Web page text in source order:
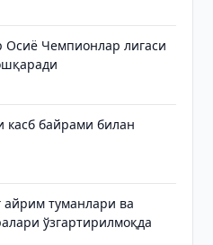
Осиё Чемпионлар лигаси
касб байрами билан
туманлари ва
ўзгартирилмоқда